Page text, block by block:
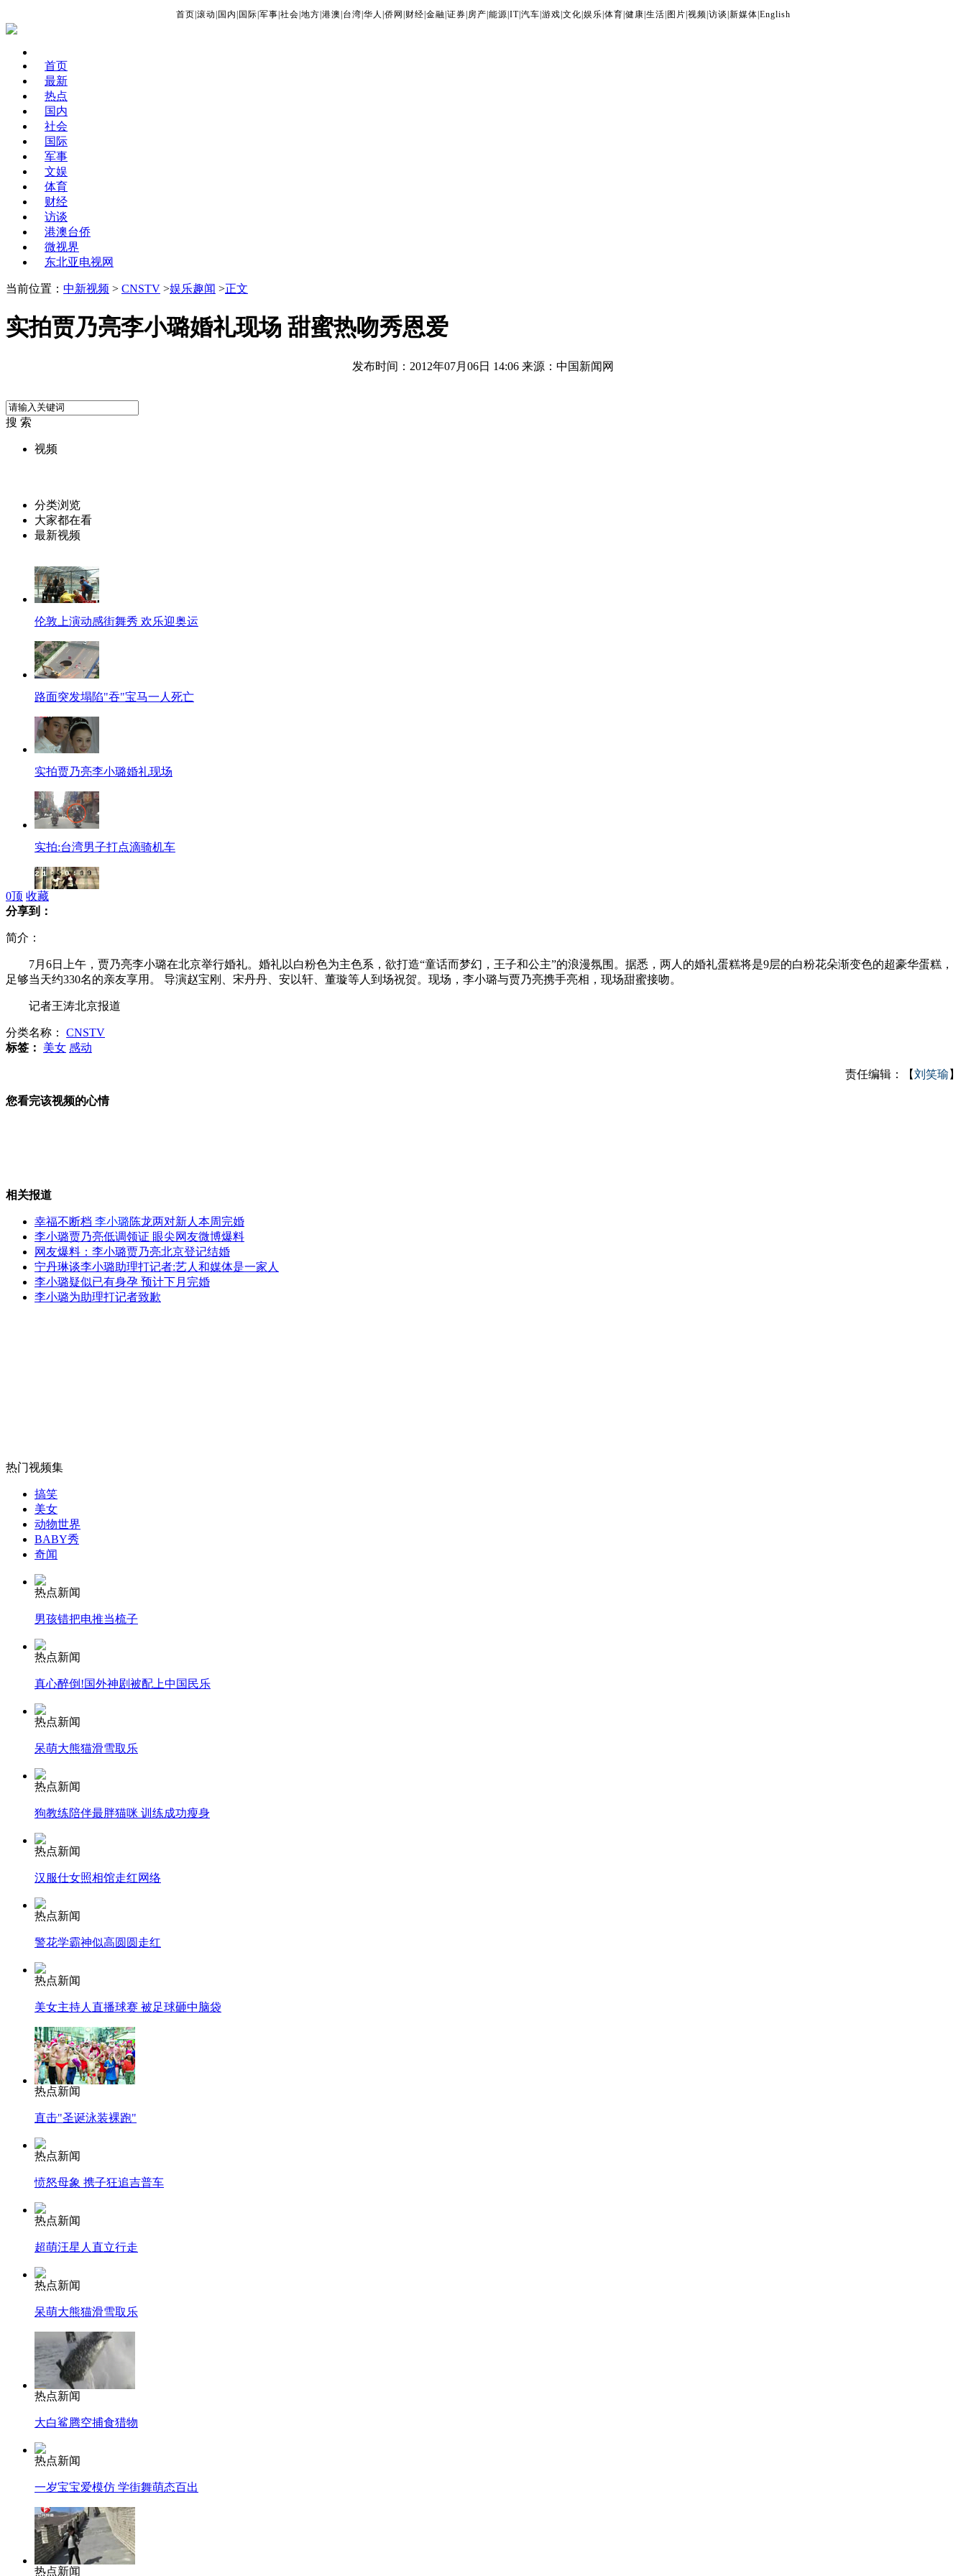
首页 滚动 国内 国际 军事 社会 地方 港澳 台湾 华人 侨网 财经 金融 证券 房产 能源 IT| 汽车 游戏 文化 娱乐 体育 健康 生活 图片 视频 访谈 新媒体 English
首页
最新
热点
国内
社会
国际
军事
文娱
体育
财经
访谈
港澳台侨
微视界
东北亚电视网
当前位置： 中新视频 > CNSTV >娱乐趣闻 >正文
实拍贾乃亮李小璐婚礼现场 甜蜜热吻秀恩爱
发布时间：2012年07月06日 14:06 来源：中国新闻网
搜 索
视频
分类浏览
大家都在看
最新视频
伦敦上演动感街舞秀 欢乐迎奥运
路面突发塌陷"吞"宝马一人死亡
实拍贾乃亮李小璐婚礼现场
实拍:台湾男子打点滴骑机车
南京打造宝船将重访郑和下西洋航线
超搞笑巴神大连话独白
中学同学眼中火场救人的“富二代”
无痛分娩是否安全 医生回应
外交部：反对强权政治霸凌主义
安徽一实载49人客车翻车
走！跟着总书记去植树
消防员救轻生者
纽约上演“枕头大战”
司机酒驾遇交警 急速倒车逃窜
0顶 收藏
分享到：
简介：
7月6日上午，贾乃亮李小璐在北京举行婚礼。婚礼以白粉色为主色系，欲打造“童话而梦幻，王子和公主”的浪漫氛围。据悉，两人的婚礼蛋糕将是9层的白粉花朵渐变色的超豪华蛋糕，
足够当天约330名的亲友享用。 导演赵宝刚、宋丹丹、安以轩、董璇等人到场祝贺。现场，李小璐与贾乃亮携手亮相，现场甜蜜接吻。
记者王涛北京报道
分类名称： CNSTV
标签：
美女 感动
责任编辑：【刘笑瑜 】
您看完该视频的心情
相关报道
幸福不断档 李小璐陈龙两对新人本周完婚
李小璐贾乃亮低调领证 眼尖网友微博爆料
网友爆料：李小璐贾乃亮北京登记结婚
宁丹琳谈李小璐助理打记者:艺人和媒体是一家人
李小璐疑似已有身孕 预计下月完婚
李小璐为助理打记者致歉
热门视频集
搞笑
美女
动物世界
BABY秀
奇闻
热点新闻
男孩错把电推当梳子
热点新闻
真心醉倒!国外神剧被配上中国民乐
热点新闻
呆萌大熊猫滑雪取乐
热点新闻
狗教练陪伴最胖猫咪 训练成功瘦身
热点新闻
汉服仕女照相馆走红网络
热点新闻
警花学霸神似高圆圆走红
热点新闻
美女主持人直播球赛 被足球砸中脑袋
热点新闻
直击"圣诞泳装裸跑"
热点新闻
愤怒母象 携子狂追吉普车
热点新闻
超萌汪星人直立行走
热点新闻
呆萌大熊猫滑雪取乐
热点新闻
大白鲨腾空捕食猎物
热点新闻
一岁宝宝爱模仿 学街舞萌态百出
热点新闻